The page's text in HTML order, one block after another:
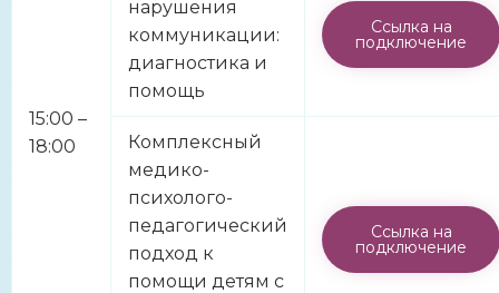
15:00 –
18:00
нарушения
коммуникации:
диагностика и
помощь
Ссылка на
подключение
Комплексный
медико-
психолого-
педагогический
подход к
помощи детям с
Ссылка на
подключение